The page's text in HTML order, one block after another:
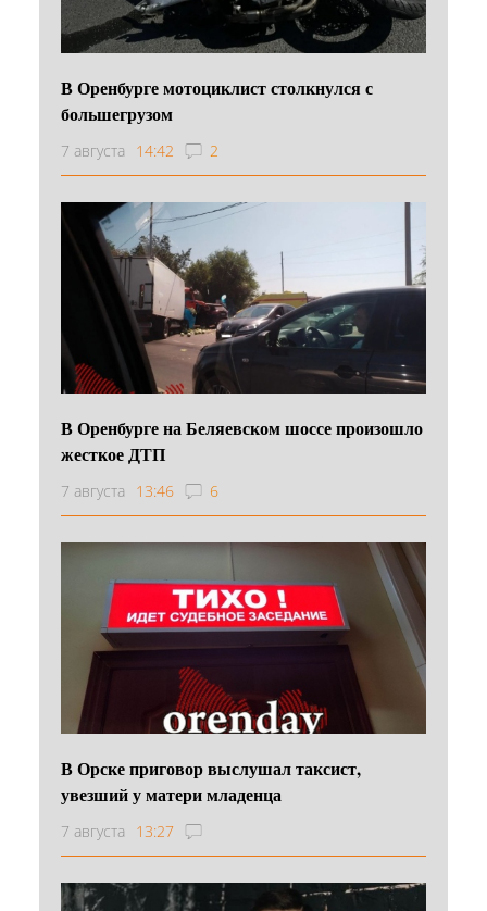
В Оренбурге мотоциклист столкнулся с
большегрузом
7 августа 14:42 2
В Оренбурге на Беляевском шоссе произошло
жесткое ДТП
7 августа 13:46 6
В Орске приговор выслушал таксист,
увезший у матери младенца
7 августа 13:27